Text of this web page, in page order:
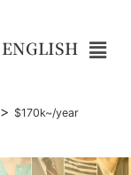
ENGLISH
> $170k~/year